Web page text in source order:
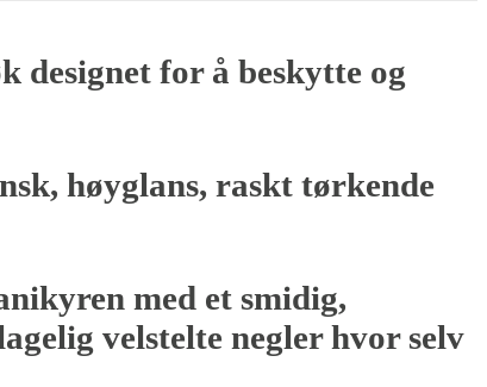
designet for å beskytte og
høyglans, raskt tørkende
med et smidig,
velstelte negler hvor selv